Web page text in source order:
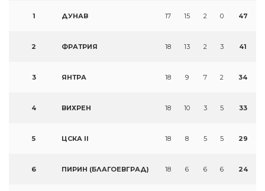
1 ДУНАВ 17 15 2 0 47
2 ФРАТРИЯ 18 13 2 3 41
3 ЯНТРА 18 9 7 2 34
4 ВИХРЕН 18 10 3 5 33
5 ЦСКА II 18 8 5 5 29
6 ПИРИН (БЛАГОЕВГРАД) 18 6 6 6 24